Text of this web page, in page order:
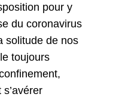
pour y
du coronavirus
solitude de nos
toujours